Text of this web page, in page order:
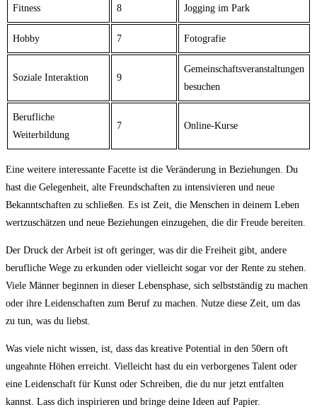
Fitness 8 Jogging im Park
Hobby 7 Fotografie
Soziale Interaktion 9
Gemeinschaftsveranstaltungen
besuchen
Berufliche
Weiterbildung
7 Online-Kurse
Eine‌ weitere interessante Facette ist‍ die Veränderung in Beziehungen. Du
hast die Gelegenheit, alte Freundschaften zu intensivieren und neue
Bekanntschaften zu schließen. Es ist Zeit,⁣ die Menschen in deinem Leben
wertzuschätzen und neue Beziehungen einzugehen, die dir Freude bereiten.
Der Druck der Arbeit ⁣ist ⁤oft geringer, was dir die⁤ Freiheit gibt, andere⁢
berufliche Wege zu erkunden oder vielleicht sogar vor der Rente ⁣zu stehen.
Viele Männer beginnen in dieser Lebensphase, sich selbstständig zu machen
oder ihre Leidenschaften zum​ Beruf zu machen. Nutze diese Zeit, um das ​
zu tun, was ⁢du liebst.
Was viele nicht wissen, ist, dass das ⁤kreative Potential in ‍den 50ern oft
⁢ungeahnte Höhen erreicht. ⁤Vielleicht hast ⁤du ein verborgenes ⁤Talent oder
eine Leidenschaft für Kunst oder Schreiben, die du nur ‍jetzt entfalten
kannst. Lass dich inspirieren und bringe deine Ideen auf Papier.